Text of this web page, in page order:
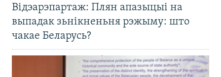
Відэарэпартаж: Плян апазыцыі на
выпадак зьнікненьня рэжыму: што
чакае Беларусь?